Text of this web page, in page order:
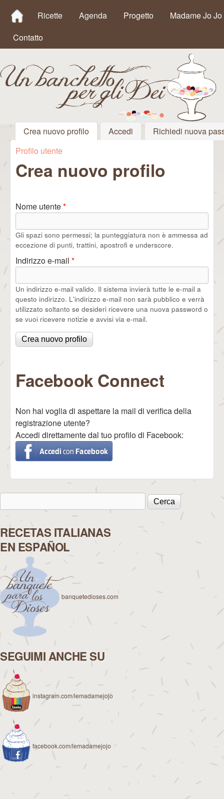
MAIN MENU
Ricette Agenda Progetto
Madame Jo Jo
Contatto
Un
Banchetto
Crea nuovo profilo (scheda attiva)
Accedi Richiedi nuova
Tu sei qui
Profilo utente
Crea nuovo profilo
Nome utente*
Gli spazi sono permessi; la punteggiatura non è ammessa ad
eccezione di punti, trattini, apostrofi e underscore.
Indirizzo e-mail *
Un indirizzo e-mail valido. Il sistema invierà tutte le e-mail a
questo indirizzo. L'indirizzo e-mail non sarà pubblico e verrà
utilizzato soltanto se desideri ricevere una nuova password o
se vuoi ricevere notizie e avvisi via e-mail.
Facebook Connect
Non hai voglia di aspettare la mail di verifica della
registrazione utente?
Accedi direttamente dal tuo profilo di Facebook:
Form di ricerca
RECETAS ITALIANAS
EN ESPAÑOL
banquetedioses.com
SEGUIMI ANCHE SU
instagram.com/lemadamejojo
facebook.com/lemadamejojo